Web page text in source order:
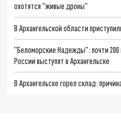
охотятся "живые дроны"
В Архангельской области
"Беломорские Надежды": почти 200
России выступят в Архангельске
В Архангельске горел склад: